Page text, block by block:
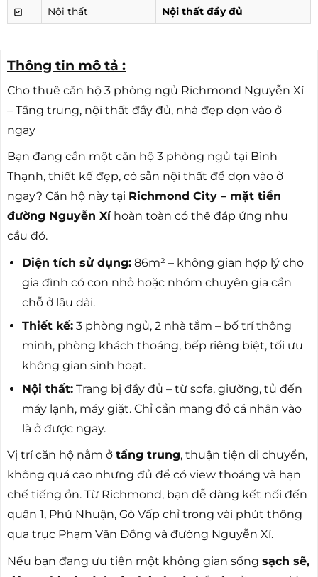
Nội thất
Nội thất đầy đủ
Thông tin mô tả :
Cho thuê căn hộ 3 phòng ngủ Richmond Nguyễn Xí
– Tầng trung, nội thất đầy đủ, nhà đẹp dọn vào ở
ngay
Bạn đang cần một căn hộ 3 phòng ngủ tại Bình
Thạnh, thiết kế đẹp, có sẵn nội thất để dọn vào ở
ngay? Căn hộ này tại Richmond City – mặt tiền
đường Nguyễn Xíhoàn toàn có thể đáp ứng nhu
cầu đó.
Diện tích sử dụng:86m² – không gian hợp lý cho
gia đình có con nhỏ hoặc nhóm chuyên gia cần
chỗ ở lâu dài.
Thiết kế:3 phòng ngủ, 2 nhà tắm – bố trí thông
minh, phòng khách thoáng, bếp riêng biệt, tối ưu
không gian sinh hoạt.
Nội thất:Trang bị đầy đủ – từ sofa, giường, tủ đến
máy lạnh, máy giặt. Chỉ cần mang đồ cá nhân vào
là ở được ngay.
Vị trí căn hộ nằm ở tầng trung, thuận tiện di chuyển,
không quá cao nhưng đủ để có view thoáng và hạn
chế tiếng ồn. Từ Richmond, bạn dễ dàng kết nối đến
quận 1, Phú Nhuận, Gò Vấp chỉ trong vài phút thông
qua trục Phạm Văn Đồng và đường Nguyễn Xí.
Nếu bạn đang ưu tiên một không gian sống sạch sẽ,